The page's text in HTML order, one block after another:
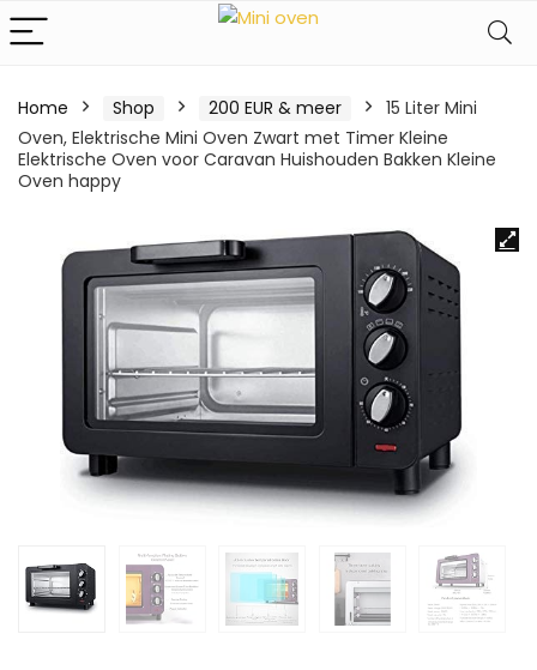
Home Shop 200 EUR & meer
15 Liter Mini
Oven, Elektrische Mini Oven Zwart met Timer Kleine
Elektrische Oven voor Caravan Huishouden Bakken Kleine
Oven happy